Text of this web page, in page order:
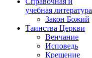
учебная литература
Закон Божий
Таинства Церкви
Венчание
Исповедь
Крещение